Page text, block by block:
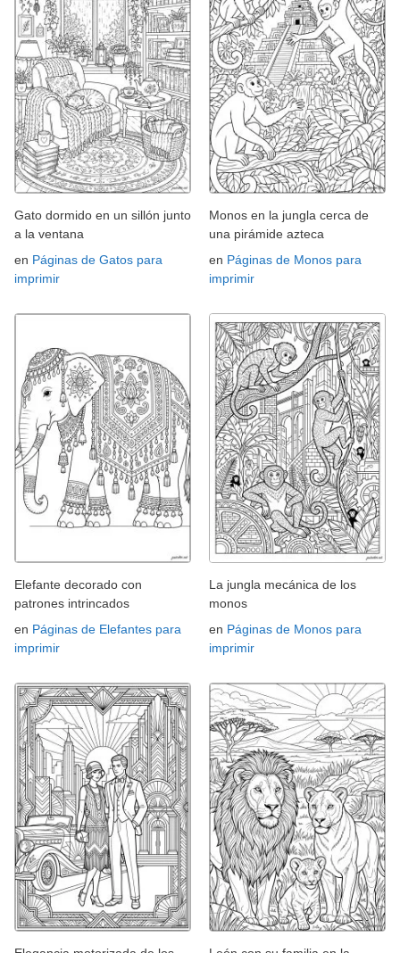
Gato dormido en un sillón junto
a la ventana
en Páginas de Gatos para
imprimir
Monos en la jungla cerca de
una pirámide azteca
en Páginas de Monos para
imprimir
Elefante decorado con
patrones intrincados
en Páginas de Elefantes para
imprimir
La jungla mecánica de los
monos
en Páginas de Monos para
imprimir